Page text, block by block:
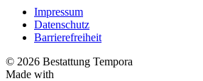
Impressum
Datenschutz
Barrierefreiheit
© 2026 Bestattung Tempora
Made with